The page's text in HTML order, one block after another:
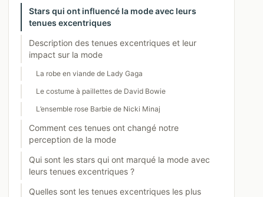
Stars qui ont influencé la mode avec leurs
tenues excentriques
Description des tenues excentriques et leur
impact sur la mode
La robe en viande de Lady Gaga
Le costume à paillettes de David Bowie
L’ensemble rose Barbie de Nicki Minaj
Comment ces tenues ont changé notre
perception de la mode
Qui sont les stars qui ont marqué la mode avec
leurs tenues excentriques ?
Quelles sont les tenues excentriques les plus